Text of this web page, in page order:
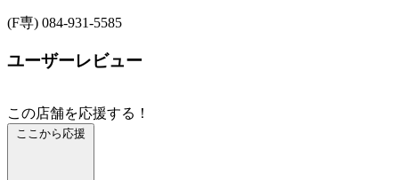
(F専) 084-931-5585
ユーザーレビュー
この店舗を応援する！
ここから応援